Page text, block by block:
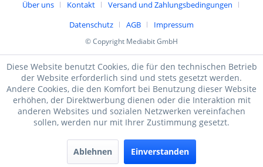
Über uns Kontakt
Versand und Zahlungsbedingungen
Datenschutz
AGB Impressum
© Copyright Mediabit GmbH
Diese Website benutzt Cookies, die für den technischen Betrieb
der Website erforderlich sind und stets gesetzt werden.
Andere Cookies, die den Komfort bei Benutzung dieser Website
erhöhen, der Direktwerbung dienen oder die Interaktion mit
anderen Websites und sozialen Netzwerken vereinfachen
sollen, werden nur mit Ihrer Zustimmung gesetzt.
Ablehnen Einverstanden